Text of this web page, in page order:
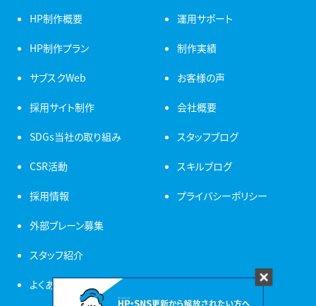
HP制作概要
HP制作プラン
サブスクWeb
採用サイト制作
運用サポート
制作実績
お客様の声
会社概要
SDGs当社の取り組み
CSR活動
採用情報
外部ブレーン募集
スタッフ紹介
よくある質問
スタッフブログ
スキルブログ
プライバシーポリシー